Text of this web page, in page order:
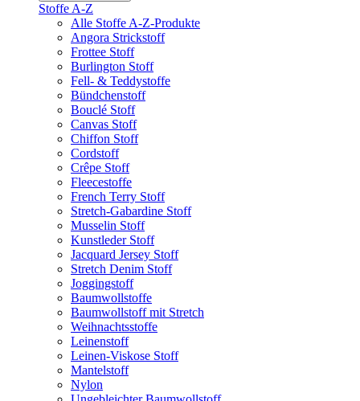
Stoffe A-Z
Alle Stoffe A-Z-Produkte
Angora Strickstoff
Frottee Stoff
Burlington Stoff
Fell- & Teddystoffe
Bündchenstoff
Bouclé Stoff
Canvas Stoff
Chiffon Stoff
Cordstoff
Crêpe Stoff
Fleecestoffe
French Terry Stoff
Stretch-Gabardine Stoff
Musselin Stoff
Kunstleder Stoff
Jacquard Jersey Stoff
Stretch Denim Stoff
Joggingstoff
Baumwollstoffe
Baumwollstoff mit Stretch
Weihnachtsstoffe
Leinenstoff
Leinen-Viskose Stoff
Mantelstoff
Nylon